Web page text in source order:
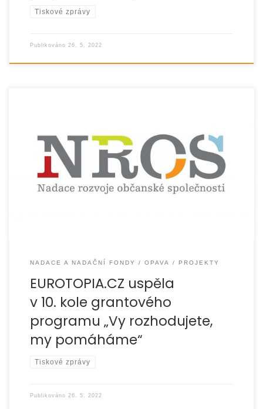
Tiskové zprávy
Publikováno 26. 5. 2022
Nadace rozvoje občanské společnosti podpořila v rámci
10. kola grantového programu „Vy rozhodujete, my
pomáháme“ projekt opavských pracovníků NZDM –
Modrá kočka […]
NADACE A NADAČNÍ FONDY OPAVA PROJEKTY
EUROTOPIA.CZ uspěla
v 10. kole grantového
programu „Vy rozhodujete,
my pomáháme“
Tiskové zprávy
Publikováno 26. 5. 2022